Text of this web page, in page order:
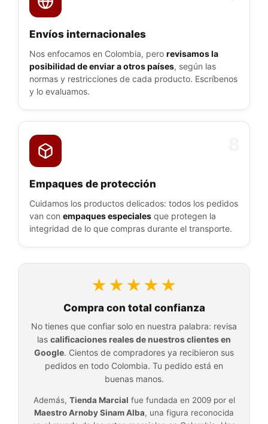
Envíos internacionales
Nos enfocamos en Colombia, pero revisamos la
posibilidad de enviar a otros países, según las
normas y restricciones de cada producto. Escríbenos
y lo evaluamos.
Empaques de protección
Cuidamos los productos delicados: todos los pedidos
van con empaques especiales que protegen la
integridad de lo que compras durante el transporte.
★★★★★
Compra con total confianza
No tienes que confiar solo en nuestra palabra: revisa
las calificaciones reales de nuestros clientes en
Google. Cientos de compradores ya recibieron sus
pedidos en todo Colombia. Tu pedido está en
buenas manos.
Además, Tienda Marcial fue fundada en 2009 por el
Maestro Arnoby Sinam Alba, una figura reconocida